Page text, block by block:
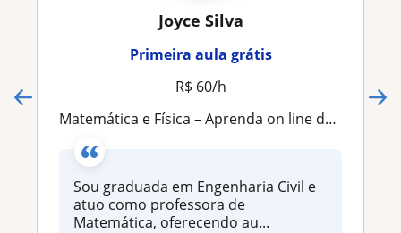
Joyce Silva
Primeira aula grátis
R$ 60/h
Matemática e Física – Aprenda on line de forma simples e sem medo!
Sou graduada em Engenharia Civil e
atuo como professora de
Matemática, oferecendo au...